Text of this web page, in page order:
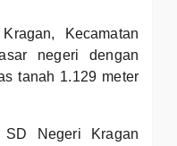
Kecamatan
negeri dengan
tanah 1.129 meter
SD Negeri Kragan